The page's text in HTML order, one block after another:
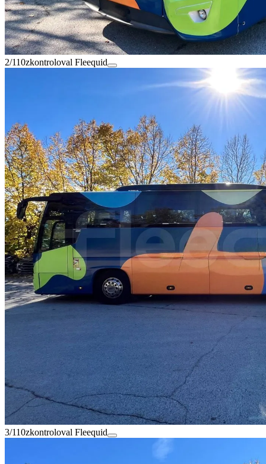
2/110zkontroloval Fleequid
3/110zkontroloval Fleequid